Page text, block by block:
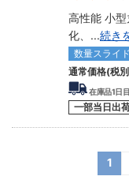
高性能 小
化、 ...続き
数量スライ
通常価格(税別
在庫品1日
一部当日出
1